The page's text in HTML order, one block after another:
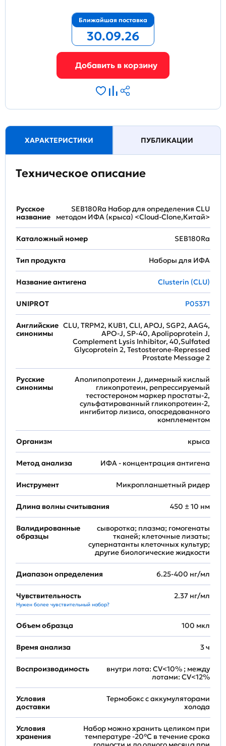
Ближайшая поставка
30.09.26
ХАРАКТЕРИСТИКИ ПУБЛИКАЦИИ
Техническое описание
Русское
название
SEB180Ra Набор для определения CLU
методом ИФА (крыса) <Cloud-Clone,Китай>
Каталожный номер SEB180Ra
Тип продукта Наборы для ИФА
Название антигена Clusterin (CLU)
UNIPROT P05371
Английские
синонимы
CLU, TRPM2, KUB1, CLI, APOJ, SGP2, AAG4,
APO-J, SP-40, Apolipoprotein J,
Complement Lysis Inhibitor, 40,Sulfated
Glycoprotein 2, Testosterone-Repressed
Prostate Message 2
Русские
синонимы
Аполипопротеин J, димерный кислый
гликопротеин, репрессируемый
тестостероном маркер простаты-2,
сульфатированный гликопротеин-2,
ингибитор лизиса, опосредованного
комплементом
Организм крыса
Метод анализа ИФА - концентрация антигена
Инструмент Микропланшетный ридер
Длина волны считывания 450 ± 10 нм
Валидированные
образцы
сыворотка; плазма; гомогенаты
тканей; клеточные лизаты;
супернатанты клеточных культур;
другие биологические жидкости
Диапазон определения 6.25-400 нг/мл
Чувствительность
Нужен более чувствительный набор?
2.37 нг/мл
Объем образца 100 мкл
Время анализа 3 ч
Воспроизводимость
внутри лота: CV<10% ; между
лотами: CV<12%
Условия
доставки
Термобокс с аккумуляторами
холода
Условия
хранения
Набор можно хранить целиком при
температуре -20°C в течение срока